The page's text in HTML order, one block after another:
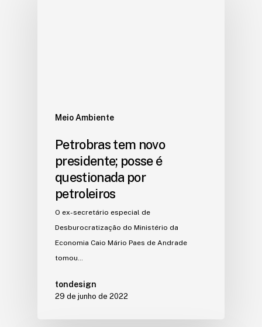
Meio Ambiente
Petrobras tem novo
presidente; posse é
questionada por
petroleiros
O ex-secretário especial de
Desburocratização do Ministério da
Economia Caio Mário Paes de Andrade
tomou…
tondesign
29 de junho de 2022